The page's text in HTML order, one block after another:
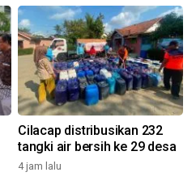
Cilacap distribusikan 232
tangki air bersih ke 29 desa
4 jam lalu